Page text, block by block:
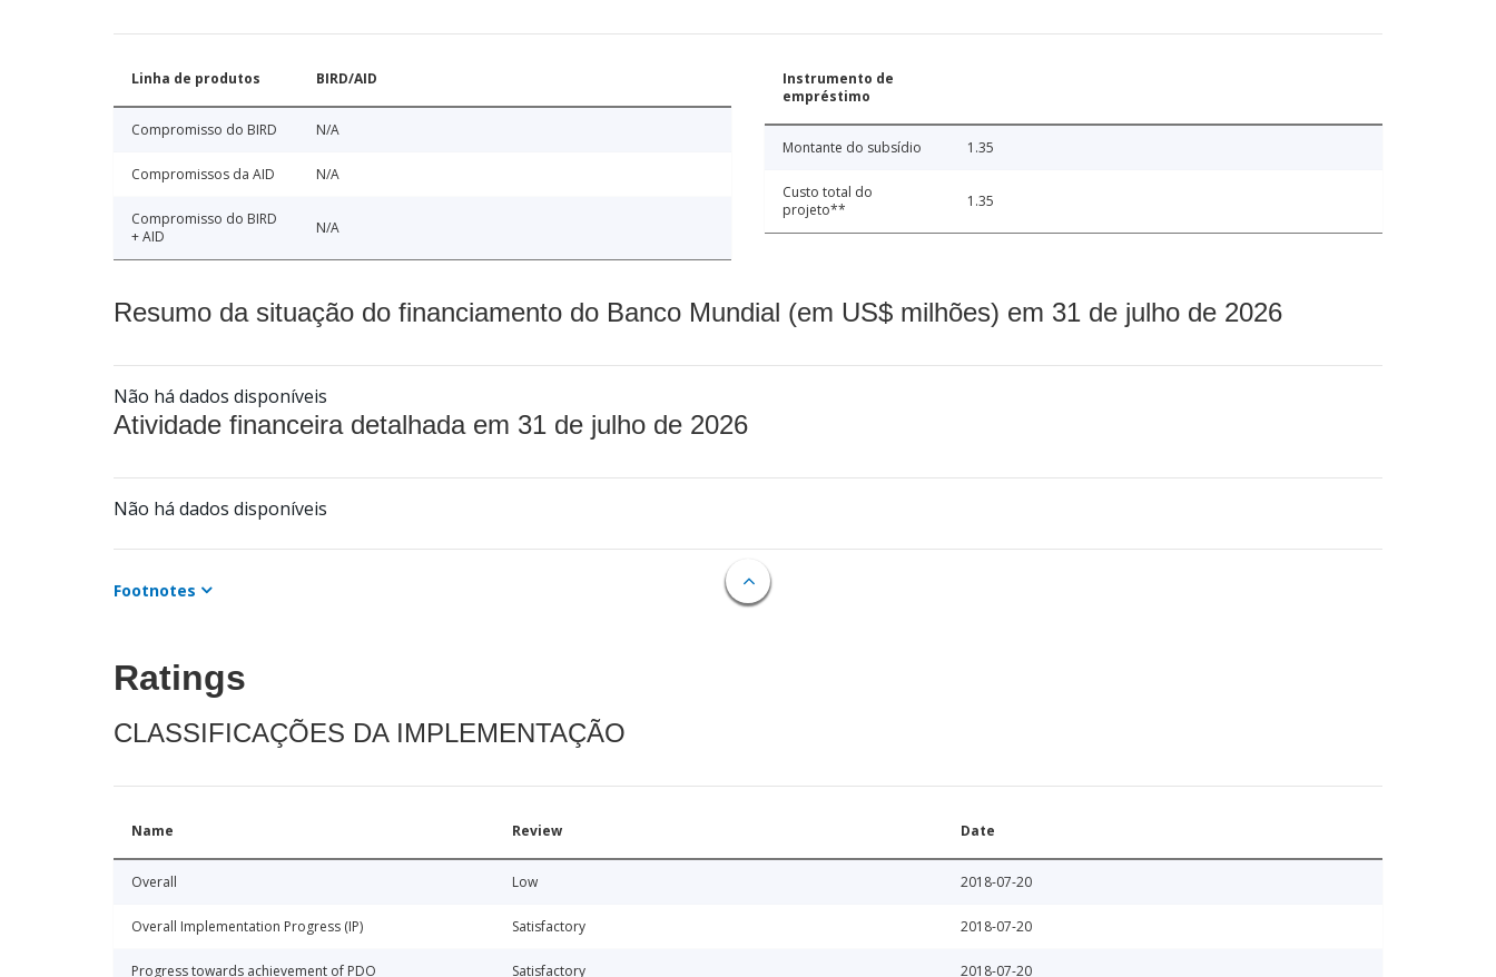
Linha de produtos BIRD/AID
Compromisso do BIRD N/A
Compromissos da AID N/A
Compromisso do BIRD
+ AID
N/A
Instrumento de
empréstimo
Montante do subsídio 1.35
Custo total do
projeto**
1.35
Resumo da situação do financiamento do Banco Mundial (em US$ milhões) em 31 de julho de 2026
Não há dados disponíveis
Atividade financeira detalhada em 31 de julho de 2026
Não há dados disponíveis
Footnotes
Ratings
CLASSIFICAÇÕES DA IMPLEMENTAÇÃO
Name Review Date
Overall Low 2018-07-20
Overall Implementation Progress (IP) Satisfactory 2018-07-20
Progress towards achievement of PDO Satisfactory 2018-07-20